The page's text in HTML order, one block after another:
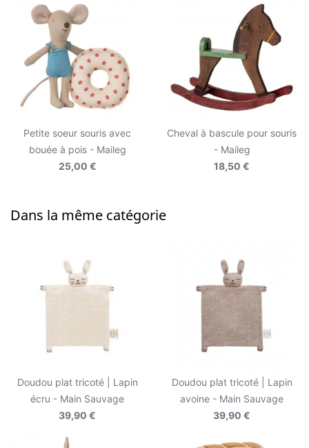
Petite soeur souris avec
bouée à pois - Maileg
25,00 €
Cheval à bascule pour souris
- Maileg
18,50 €
Dans la même catégorie
Doudou plat tricoté | Lapin
écru - Main Sauvage
39,90 €
Doudou plat tricoté | Lapin
avoine - Main Sauvage
39,90 €